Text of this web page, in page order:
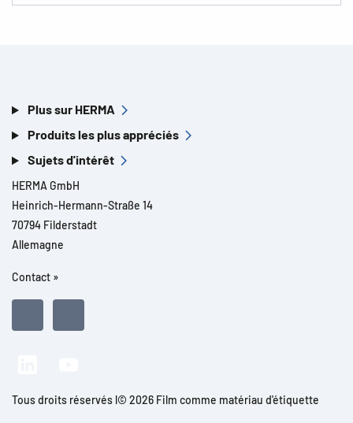
Plus sur HERMA
Produits les plus appréciés
Sujets d'intérêt
HERMA GmbH
Heinrich-Hermann-Straße 14
70794 Filderstadt
Allemagne
Contact »
Tous droits réservés l© 2026 Film comme matériau d'étiquette